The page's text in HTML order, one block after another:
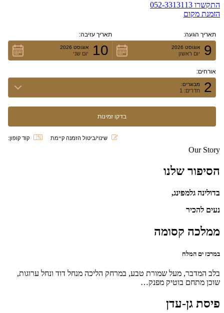
התקשרו 052-3313113
הזמנת מקום
תאריך הגעה:
9 אוגוסט 2026
יום ראשון
תאריך עזיבה:
10 אוגוסט 2026
יום שני
אורחים:
2 מבוגרים:
חדרים: 1
קוד קופון: שינוי/ביטול הזמנה קיימת
Our Story
הסיפור שלנו
בדולינה גלמפינג,
נעים להכיר
ממלכה קסומה
במרכז ים המלח
בלב המדבר, מעל שמורת טבע, במרחק הליכה מנחל דוד ונחל ערוגות,
שוכן מתחם בוטיק מפנק…
פיסת גן-עדן